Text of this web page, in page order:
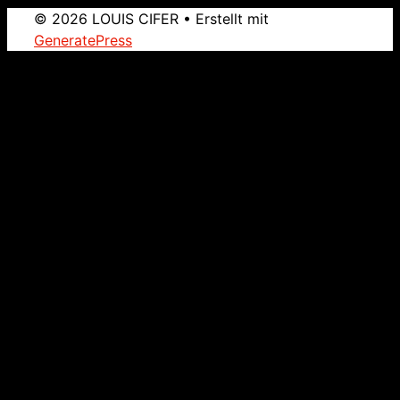
© 2026 LOUIS CIFER • Erstellt mit
GeneratePress